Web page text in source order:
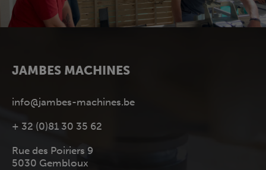
JAMBES MACHINES
info@jambes-machines.be
+ 32 (0)81 30 35 62
Rue des Poiriers 9
5030 Gembloux